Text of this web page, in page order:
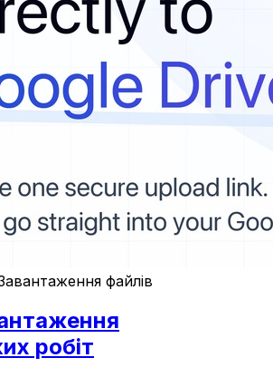
файлів
робіт